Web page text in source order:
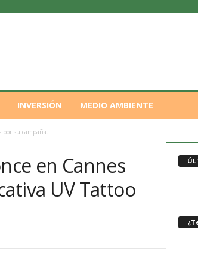
INVERSIÓN MEDIO AMBIENTE
por su campaña...
en Cannes
UV Tattoo